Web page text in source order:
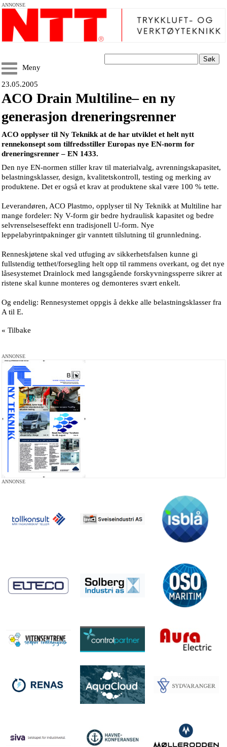
ANNONSE
Søk
Meny
23.05.2005
ACO Drain Multiline– en ny
generasjon dreneringsrenner
ACO opplyser til Ny Teknikk at de har utviklet et helt nytt
rennekonsept som tilfredsstiller Europas nye EN-norm for
dreneringsrenner – EN 1433.
Den nye EN-normen stiller krav til materialvalg, avrenningskapasitet,
belastningsklasser, design, kvalitetskontroll, testing og merking av
produktene. Det er også et krav at produktene skal være 100 % tette.
Leverandøren, ACO Plastmo, opplyser til Ny Teknikk at Multiline har
mange fordeler: Ny V-form gir bedre hydraulisk kapasitet og bedre
selvrenselseseffekt enn tradisjonell U-form. Nye
leppelabyrintpakninger gir vanntett tilslutning til grunnledning.
Renneskjøtene skal ved utfuging av sikkerhetsfalsen kunne gi
fullstendig tetthet/forsegling helt opp til rammens overkant, og det nye
låsesystemet Drainlock med langsgående forskyvningssperre sikrer at
ristene skal kunne monteres og demonteres svært enkelt.
Og endelig: Rennesystemet oppgis å dekke alle belastningsklasser fra
A til E.
« Tilbake
ANNONSE
ANNONSE